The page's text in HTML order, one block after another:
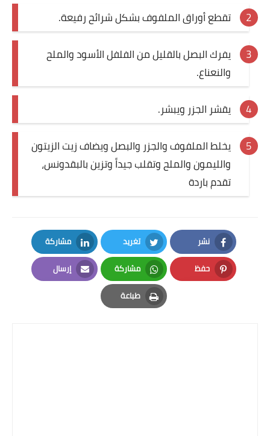
سحور رمضان
مشروب وحلا
مواضيع ست البيت
الطهاة العرب
مقالات
مسابقة المجلة
تقطع أوراق الملفوف بشكل شرائح رفيعة.
يفرك البصل بالقليل من الفلفل الأسود والملح
والنعناع.
يقشر الجزر ويبشر.
يخلط الملفوف والجزر والبصل ويضاف زيت الزيتون
والليمون والملح وتقلب جيداً وتزين بالبقدونس،
تقدم باردة
نشر
Facebook
تغريد
Twitter
مشاركة
LinkedIn
حفظ
Pinterest
مشاركة
Whatsapp
إرسال
Email
طباعة
Print